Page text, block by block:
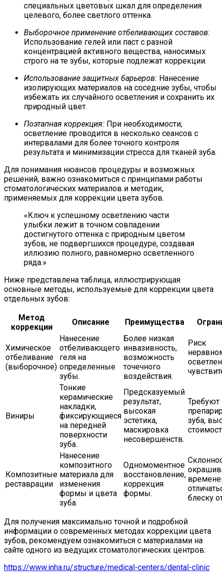
специальных цветовых шкал для определения
целевого, более светлого оттенка.
Выборочное применение отбеливающих составов:
Использование гелей или паст с разной
концентрацией активного вещества, наносимых
строго на те зубы, которые подлежат коррекции.
Использование защитных барьеров: Нанесение
изолирующих материалов на соседние зубы, чтобы
избежать их случайного осветления и сохранить их
природный цвет.
Поэтапная коррекция: При необходимости,
осветление проводится в несколько сеансов с
интервалами для более точного контроля
результата и минимизации стресса для тканей зуба.
Для понимания нюансов процедуры и возможных
решений, важно ознакомиться с принципами работы
стоматологических материалов и методик,
применяемых для коррекции цвета зубов.
«Ключ к успешному осветлению части
улыбки лежит в точном совпадении
достигнутого оттенка с природным цветом
зубов, не подвергшихся процедуре, создавая
иллюзию полного, равномерно осветленного
ряда.»
Ниже представлена таблица, иллюстрирующая
основные методы, используемые для коррекции цвета
отдельных зубов:
Метод
коррекции
Описание Преимущества
Химическое
отбеливание
(выборочное)
Нанесение
отбеливающего
геля на
определенные
зубы.
Более низкая
инвазивность,
возможность
точечного
воздействия.
Риск
Виниры
Тонкие
керамические
накладки,
фиксирующиеся
на передней
поверхности
зуба.
Предсказуемый
результат,
высокая
эстетика,
маскировка
несовершенств.
Требуют
зуба,
Композитные
реставрации
Нанесение
композитного
материала для
изменения
формы и цвета
зуба.
Одномоментное
восстановление,
коррекция
формы.
блеску
Для получения максимально точной и подробной
информации о современных методах коррекции цвета
зубов, рекомендуем ознакомиться с материалами на
сайте одного из ведущих стоматологических центров:
https://www.inha.ru/structure/medical-centers/dental-clinic